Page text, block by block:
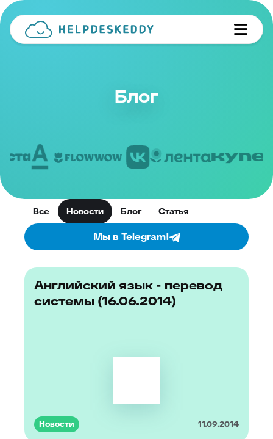
Блог
Все Новости Блог Статья
Мы в Telegram!
Английский язык - перевод
системы (16.06.2014)
Новости 11.09.2014